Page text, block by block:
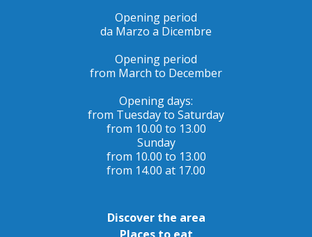
Opening period
da Marzo a Dicembre
Opening period
from March to December
Opening days:
from Tuesday to Saturday
from 10.00 to 13.00
Sunday
from 10.00 to 13.00
from 14.00 at 17.00
Discover the area
Places to eat